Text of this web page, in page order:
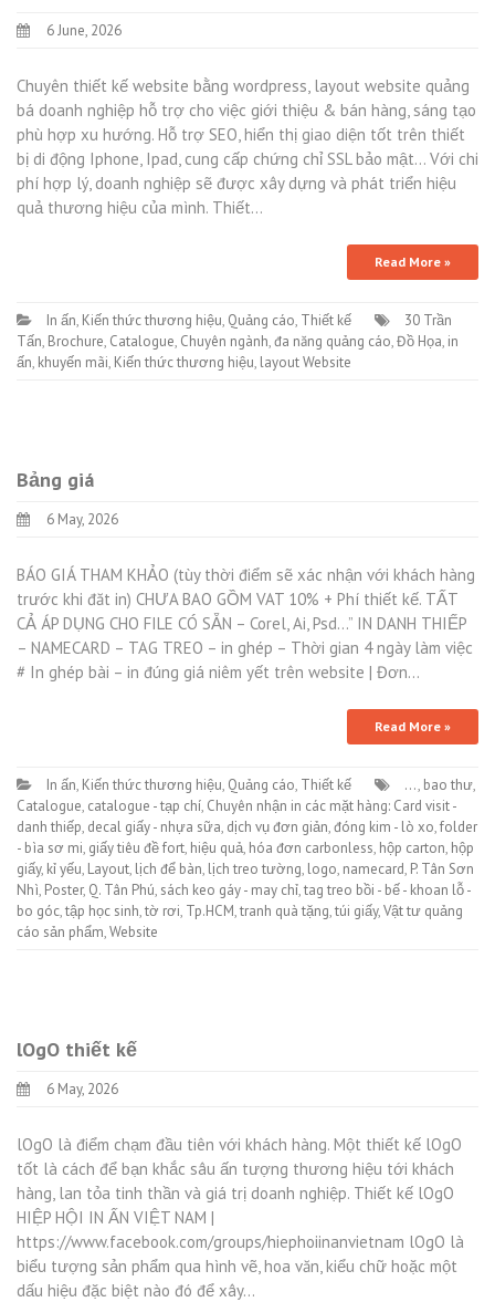
6 June, 2026
Chuyên thiết kế website bằng wordpress, layout website quảng
bá doanh nghiệp hỗ trợ cho việc giới thiệu & bán hàng, sáng tạo
phù hợp xu hướng. Hỗ trợ SEO, hiển thị giao diện tốt trên thiết
bị di động Iphone, Ipad, cung cấp chứng chỉ SSL bảo mật… Với chi
phí hợp lý, doanh nghiệp sẽ được xây dựng và phát triển hiệu
quả thương hiệu của mình. Thiết…
Read More »
In ấn, Kiến thức thương hiệu, Quảng cáo, Thiết kế
30 Trần
Tấn, Brochure, Catalogue, Chuyên ngành,đa năng quảng cáo,Đồ Họa, in
ấn, khuyến mãi, Kiến thức thương hiệu, layout Website
Bảng giá
6 May, 2026
BÁO GIÁ THAM KHẢO (tùy thời điểm sẽ xác nhận với khách hàng
trước khi đăt in) CHƯA BAO GỒM VAT 10% + Phí thiết kế. TẤT
CẢ ÁP DỤNG CHO FILE CÓ SẴN – Corel, Ai, Psd…” IN DANH THIẾP
– NAMECARD – TAG TREO – in ghép – Thời gian 4 ngày làm việc
# In ghép bài – in đúng giá niêm yết trên website | Đơn…
Read More »
In ấn, Kiến thức thương hiệu, Quảng cáo, Thiết kế ..., bao thư,
Catalogue, catalogue - tạp chí, Chuyên nhận in các mặt hàng: Card visit -
danh thiếp, decal giấy - nhựa sữa, dịch vụ đơn giản,đóng kim - lò xo,folder
- bìa sơ mi, giấy tiêu đề fort, hiệu quả, hóa đơn carbonless, hộp carton, hộp
giấy, kỉ yếu, Layout, lịch để bàn, lịch treo tường, logo, namecard, P. Tân Sơn
Nhì, Poster, Q. Tân Phú, sách keo gáy - may chỉ,tag treo bồi - bế - khoan lỗ -
bo góc,tập học sinh,tờ rơi, Tp.HCM,tranh quà tặng,túi giấy,Vật tư quảng
cáo sản phẩm,Website
lOgO thiết kế
6 May, 2026
lOgO là điểm chạm đầu tiên với khách hàng. Một thiết kế lOgO
tốt là cách để bạn khắc sâu ấn tượng thương hiệu tới khách
hàng, lan tỏa tinh thần và giá trị doanh nghiệp. Thiết kế lOgO
HIỆP HỘI IN ẤN VIỆT NAM |
https://www.facebook.com/groups/hiephoiinanvietnam lOgO là
biểu tượng sản phẩm qua hình vẽ, hoa văn, kiểu chữ hoặc một
dấu hiệu đặc biệt nào đó để xây…